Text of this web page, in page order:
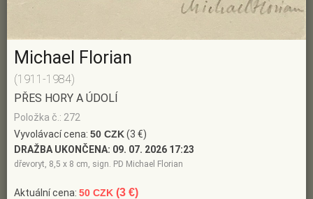
Michael Florian
(1911-1984)
PŘES HORY A ÚDOLÍ
Položka č.: 272
Vyvolávací cena: 50 CZK(3 €)
DRAŽBA UKONČENA: 09. 07. 2026 17:23
dřevoryt, 8,5 x 8 cm, sign. PD Michael Florian
Aktuální cena: 50 CZK (3 €)